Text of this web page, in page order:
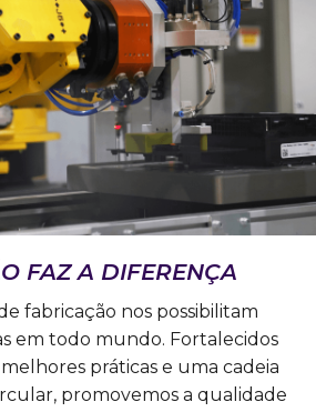
FAZ A DIFERENÇA
fabricação nos possibilitam
em todo mundo. Fortalecidos
práticas e uma cadeia
promovemos a qualidade